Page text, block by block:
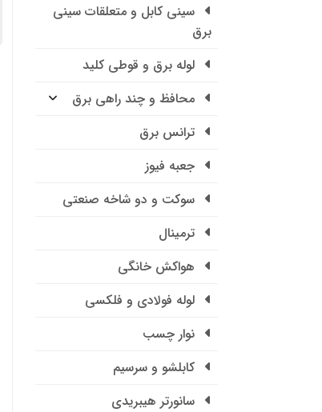
سینی کابل و متعلقات سینی
برق
لوله برق و قوطی کلید
محافظ و چند راهی برق
ترانس برق
جعبه فیوز
سوکت و دو شاخه صنعتی
ترمینال
هواکش خانگی
لوله فولادی و فلکسی
نوار چسب
کابلشو و سرسیم
سانورتر هیبریدی